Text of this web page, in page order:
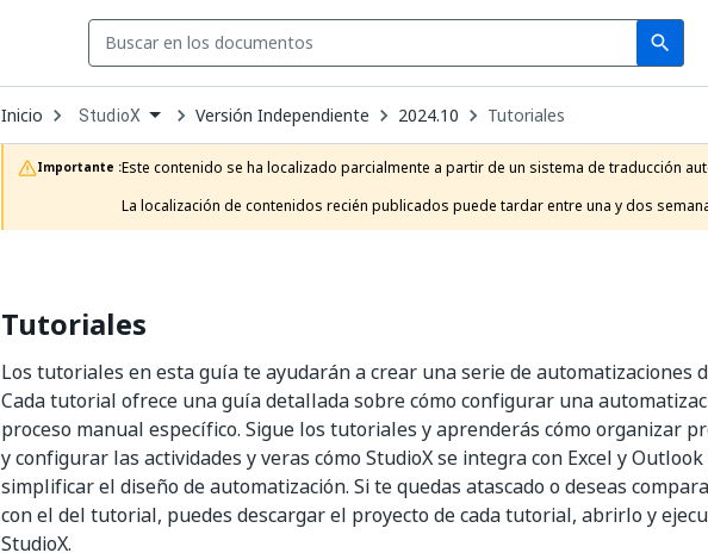
search
Search
Inicio Open
Dropdown
to
choose
product
StudioX Versión Independiente 2024.10 Tutoriales
Importante :Este contenido se ha localizado parcialmente a partir de un sistema de traducción
La localización de contenidos recién publicados puede tardar entre una y dos
Tutoriales
Los tutoriales en esta guía te ayudarán a crear una serie de automatizaciones
Cada tutorial ofrece una guía detallada sobre cómo configurar una
proceso manual específico. Sigue los tutoriales y aprenderás cómo organizar
y configurar las actividades y veras cómo StudioX se integra con Excel y
simplificar el diseño de automatización. Si te quedas atascado o deseas
con el del tutorial, puedes descargar el proyecto de cada tutorial, abrirlo y
StudioX.